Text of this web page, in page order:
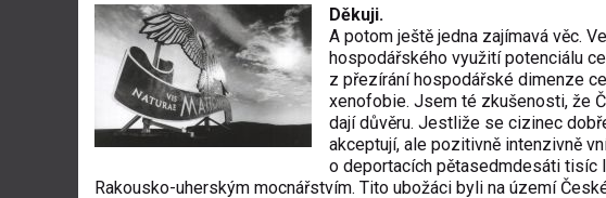
Děkuji.
A potom ještě jedna zajímavá věc.
hospodářského využití potenciálu
z přezírání hospodářské dimenze
xenofobie. Jsem té zkušenosti, že
dají důvěru. Jestliže se cizinec
akceptují, ale pozitivně intenzivně
o deportacích pětasedmdesáti tisíc
Rakousko-uherským mocnářstvím. Tito ubožáci byli na území